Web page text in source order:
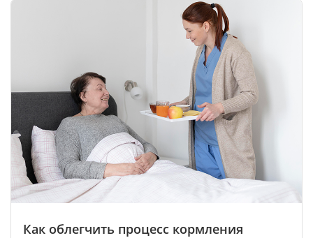
Как облегчить процесс кормления